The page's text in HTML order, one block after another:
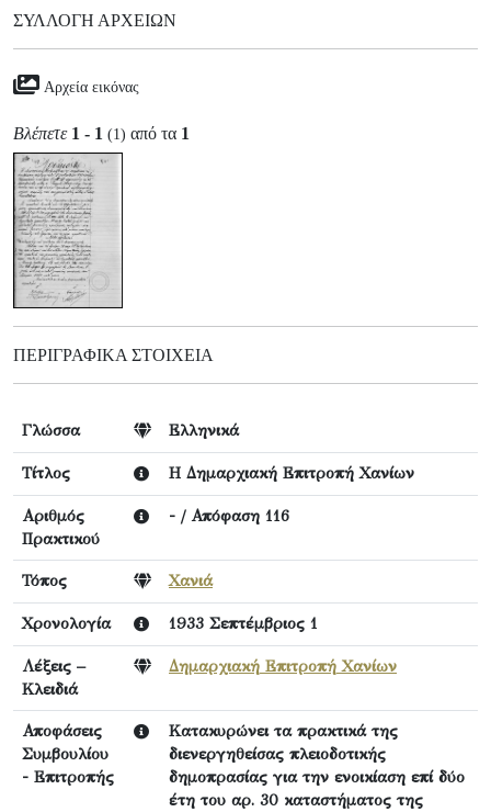
ΣΥΛΛΟΓΉ ΑΡΧΕΊΩΝ
Αρχεία εικόνας
Βλέπετε 1 - 1 (1) από τα 1
ΠΕΡΙΓΡΑΦΙΚΆ ΣΤΟΙΧΕΊΑ
Γλώσσα Ελληνικά
Τίτλος Η Δημαρχιακή Επιτροπή Χανίων
Αριθμός
Πρακτικού
- / Απόφαση 116
Τόπος Χανιά
Χρονολογία 1933 Σεπτέμβριος 1
Λέξεις –
Κλειδιά
Δημαρχιακή Επιτροπή Χανίων
Αποφάσεις
Συμβουλίου
- Επιτροπής
Κατακυρώνει τα πρακτικά της
διενεργηθείσας πλειοδοτικής
δημοπρασίας για την ενοικίαση επί δύο
έτη του αρ. 30 καταστήματος της